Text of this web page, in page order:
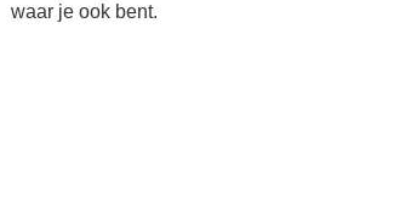
waar je ook bent.